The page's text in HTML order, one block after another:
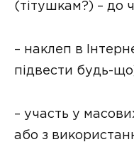
(тітушкам?) – до
– наклеп в
підвести будь-
– участь у
або з